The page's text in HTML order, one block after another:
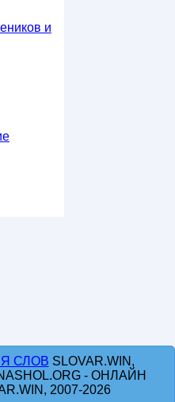
и
СЛОВ SLOVAR.WIN,
- ОНЛАЙН
2007-2026